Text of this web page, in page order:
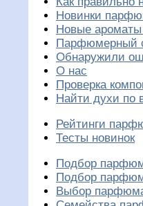
Новинки
Новые
Парфюмерный
Обнаружили
О нас
Проверка
Найти духи по
Рейтинги
Тесты новинок
Подбор
Подбор
Выбор